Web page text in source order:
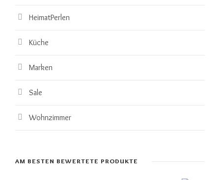
HeimatPerlen
Küche
Marken
Sale
Wohnzimmer
AM BESTEN BEWERTETE PRODUKTE